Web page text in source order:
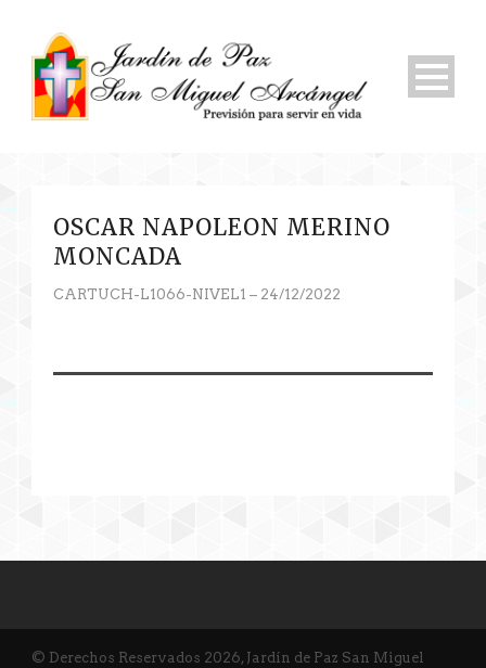
OSCAR NAPOLEON MERINO
MONCADA
CARTUCH-L1066-NIVEL1 – 24/12/2022
© Derechos Reservados 2026, Jardín de Paz San Miguel